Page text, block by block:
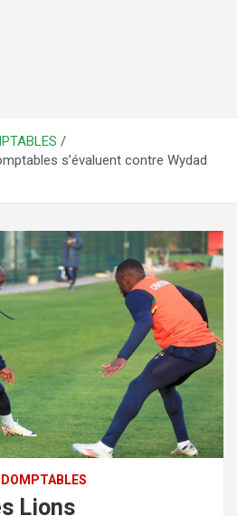
s’évaluent contre Wydad
Lions